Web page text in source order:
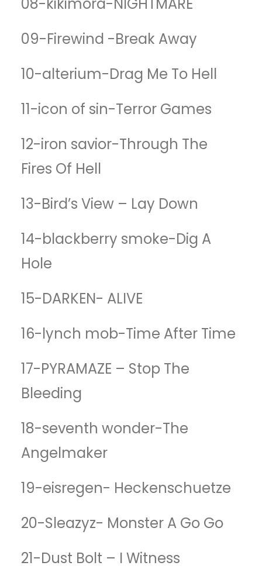
09-Firewind -Break Away
10-alterium-Drag Me To Hell
11-icon of sin-Terror Games
12-iron savior-Through The
Fires Of Hell
13-Bird’s View – Lay Down
14-blackberry smoke-Dig A
Hole
15-DARKEN- ALIVE
16-lynch mob-Time After Time
17-PYRAMAZE – Stop The
Bleeding
18-seventh wonder-The
Angelmaker
19-eisregen- Heckenschuetze
20-Sleazyz- Monster A Go Go
21-Dust Bolt – I Witness